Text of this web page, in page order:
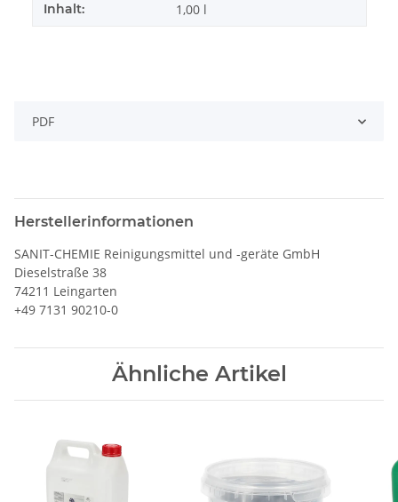
Inhalt: 1,00 l
PDF
Herstellerinformationen
SANIT-CHEMIE Reinigungsmittel und -geräte GmbH
Dieselstraße 38
74211 Leingarten
+49 7131 90210-0
Ähnliche Artikel